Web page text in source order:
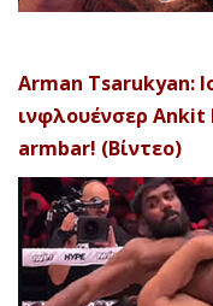
Arman Tsarukyan:
ινφλουένσερ Ankit
armbar! (Βίντεο)